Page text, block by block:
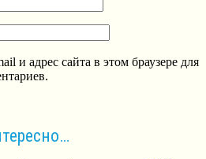
и адрес сайта в этом браузере для